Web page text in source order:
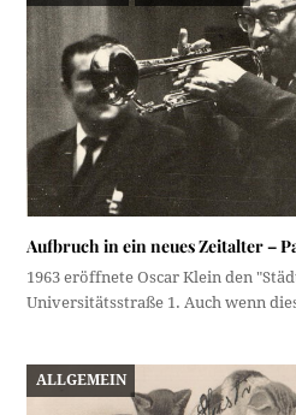
Aufbruch in ein neues Zeitalter –
1963 eröffnete Oscar Klein den
Universitätsstraße 1. Auch wenn
ALLGEMEIN